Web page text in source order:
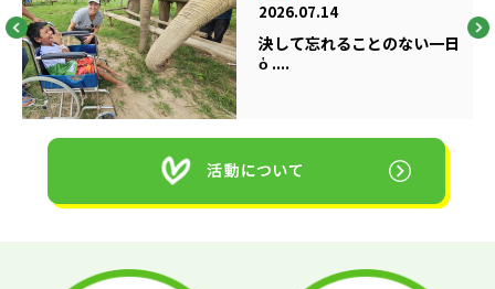
2026.07.14
決して忘れることのない一日
ὁ ....